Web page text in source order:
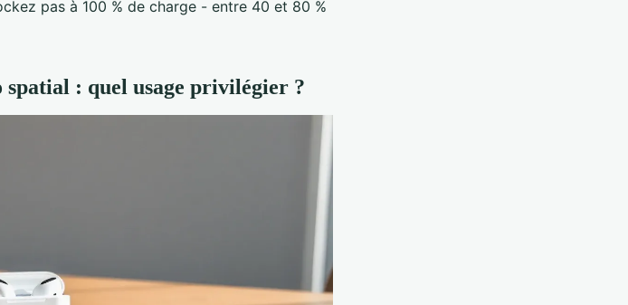
pas à 100 % de charge - entre 40 et 80 %
: quel usage privilégier ?